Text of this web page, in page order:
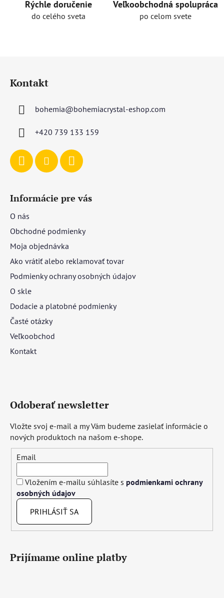
Rýchle doručenie
do celého sveta
Veľkoobchodná spolupráca
po celom svete
Kontakt
bohemia@bohemiacrystal-eshop.com
+420 739 133 159
Informácie pre vás
O nás
Obchodné podmienky
Moja objednávka
Ako vrátiť alebo reklamovať tovar
Podmienky ochrany osobných údajov
O skle
Dodacie a platobné podmienky
Časté otázky
Veľkoobchod
Kontakt
Odoberať newsletter
Vložte svoj e-mail a my Vám budeme zasielať informácie o
nových produktoch na našom e-shope.
Email
Vložením e-mailu súhlasíte s podmienkami ochrany
osobných údajov
PRIHLÁSIŤ SA
Prijímame online platby